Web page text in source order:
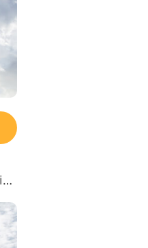
Hamparan Awan untuk Photoshop #6 "Rippling Horizon"